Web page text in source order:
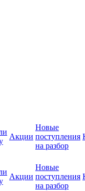
Акции
Новые
поступления
на разбор
Акции
Новые
поступления
на разбор